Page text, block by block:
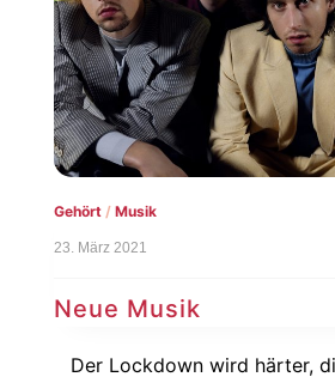
Gehört/ Musik
23. März 2021
Neue Musik
Der Lockdown wird härter,